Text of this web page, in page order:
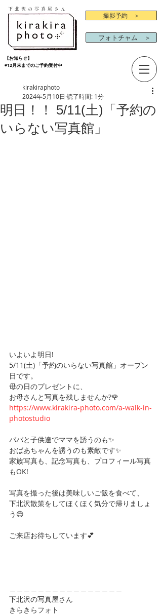
下北沢の写真屋さん
撮影予約 ＞
フォトチャム ＞
【お知らせ】
◉12月末までのご予約受付中
明日！！ 5/11(土)「予約の
いらない写真館」
kirakiraphoto
2024年5月10日 読了時間: 1分
いよいよ明日!
5/11(土)「予約のいらない写真館」オープン
日です。
母の日のプレゼントに、
お母さんと写真を残しませんか?🌹
https://www.kirakira-photo.com/a-walk-in-
photostudio
パパと子供達でママを誘うのも✨
おばあちゃんを誘うのも素敵です✨
家族写真も、記念写真も、プロフィール写真
もOK!
写真を撮った後は美味しいご飯を食べて、
下北沢散策をしてほくほく気分で帰りましょ
う😊
ご来店お待ちしています💕
下北沢の写真屋さん
きらきらフォト